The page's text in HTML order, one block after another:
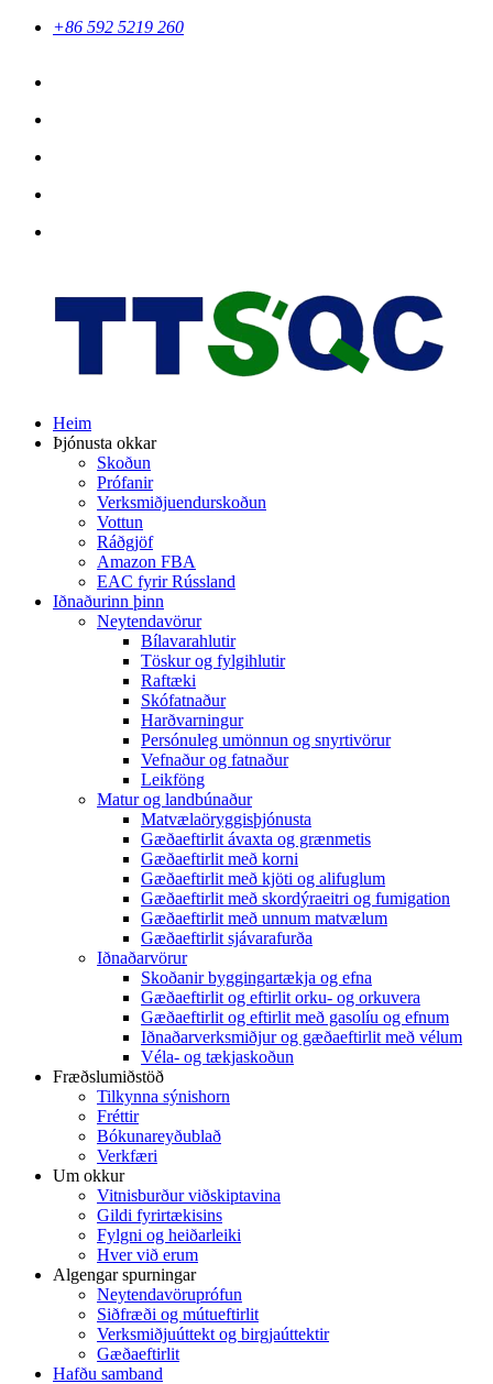
+86 592 5219 260
Heim
Þjónusta okkar
Skoðun
Prófanir
Verksmiðjuendurskoðun
Vottun
Ráðgjöf
Amazon FBA
EAC fyrir Rússland
Iðnaðurinn þinn
Neytendavörur
Bílavarahlutir
Töskur og fylgihlutir
Raftæki
Skófatnaður
Harðvarningur
Persónuleg umönnun og snyrtivörur
Vefnaður og fatnaður
Leikföng
Matur og landbúnaður
Matvælaöryggisþjónusta
Gæðaeftirlit ávaxta og grænmetis
Gæðaeftirlit með korni
Gæðaeftirlit með kjöti og alifuglum
Gæðaeftirlit með skordýraeitri og fumigation
Gæðaeftirlit með unnum matvælum
Gæðaeftirlit sjávarafurða
Iðnaðarvörur
Skoðanir byggingartækja og efna
Gæðaeftirlit og eftirlit orku- og orkuvera
Gæðaeftirlit og eftirlit með gasolíu og efnum
Iðnaðarverksmiðjur og gæðaeftirlit með vélum
Véla- og tækjaskoðun
Fræðslumiðstöð
Tilkynna sýnishorn
Fréttir
Bókunareyðublað
Verkfæri
Um okkur
Vitnisburður viðskiptavina
Gildi fyrirtækisins
Fylgni og heiðarleiki
Hver við erum
Algengar spurningar
Neytendavöruprófun
Siðfræði og mútueftirlit
Verksmiðjuúttekt og birgjaúttektir
Gæðaeftirlit
Hafðu samband